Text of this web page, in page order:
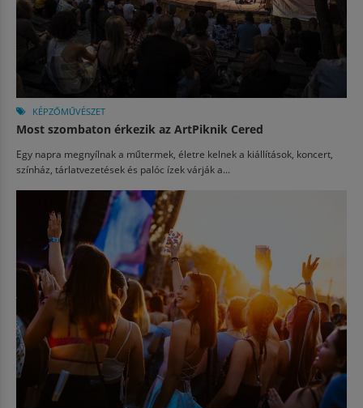
KÉPZŐMŰVÉSZET
Most szombaton érkezik az ArtPiknik Cered
Egy napra megnyílnak a műtermek, életre kelnek a kiállítások, koncert,
színház, tárlatvezetések és palóc ízek várják a...